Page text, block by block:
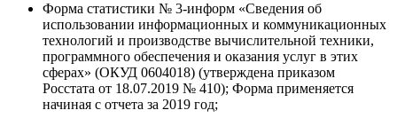
Форма статистики № 3-информ «Сведения об
использовании информационных и коммуникационных
технологий и производстве вычислительной техники,
программного обеспечения и оказания услуг в этих
сферах» (ОКУД 0604018) (утверждена приказом
Росстата от 18.07.2019 № 410); Форма применяется
начиная с отчета за 2019 год;